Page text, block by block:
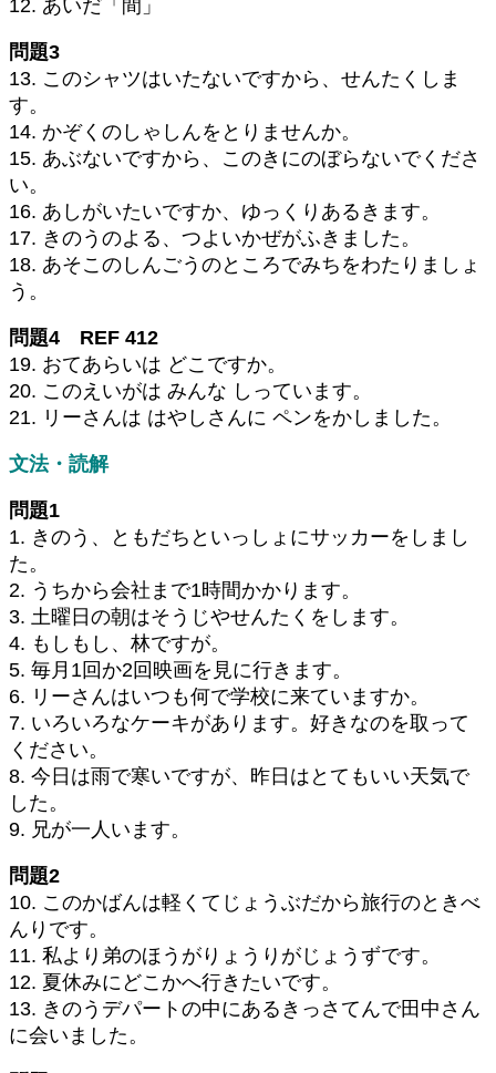
12. あいだ「間」
問題3
13. このシャツはいたないですから、せんたくしま
す。
14. かぞくのしゃしんをとりませんか。
15. あぶないですから、このきにのぼらないでくださ
い。
16. あしがいたいですか、ゆっくりあるきます。
17. きのうのよる、つよいかぜがふきました。
18. あそこのしんごうのところでみちをわたりましょ
う。
問題4 REF 412
19. おてあらいは どこですか。
20. このえいがは みんな しっています。
21. リーさんは はやしさんに ペンをかしました。
文法・読解
問題1
1. きのう、ともだちといっしょにサッカーをしまし
た。
2. うちから会社まで1時間かかります。
3. 土曜日の朝はそうじやせんたくをします。
4. もしもし、林ですが。
5. 毎月1回か2回映画を見に行きます。
6. リーさんはいつも何で学校に来ていますか。
7. いろいろなケーキがあります。好きなのを取って
ください。
8. 今日は雨で寒いですが、昨日はとてもいい天気で
した。
9. 兄が一人います。
問題2
10. このかばんは軽くてじょうぶだから旅行のときべ
んりです。
11. 私より弟のほうがりょうりがじょうずです。
12. 夏休みにどこかへ行きたいです。
13. きのうデパートの中にあるきっさてんで田中さん
に会いました。